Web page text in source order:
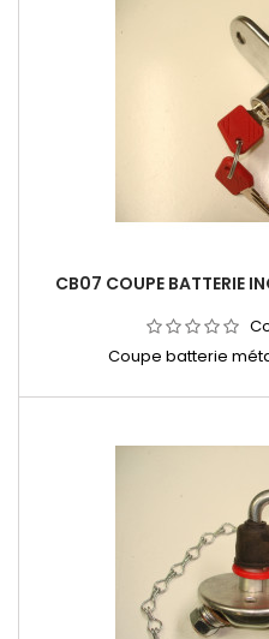
CB07 COUPE BATTERIE
Coupe batterie